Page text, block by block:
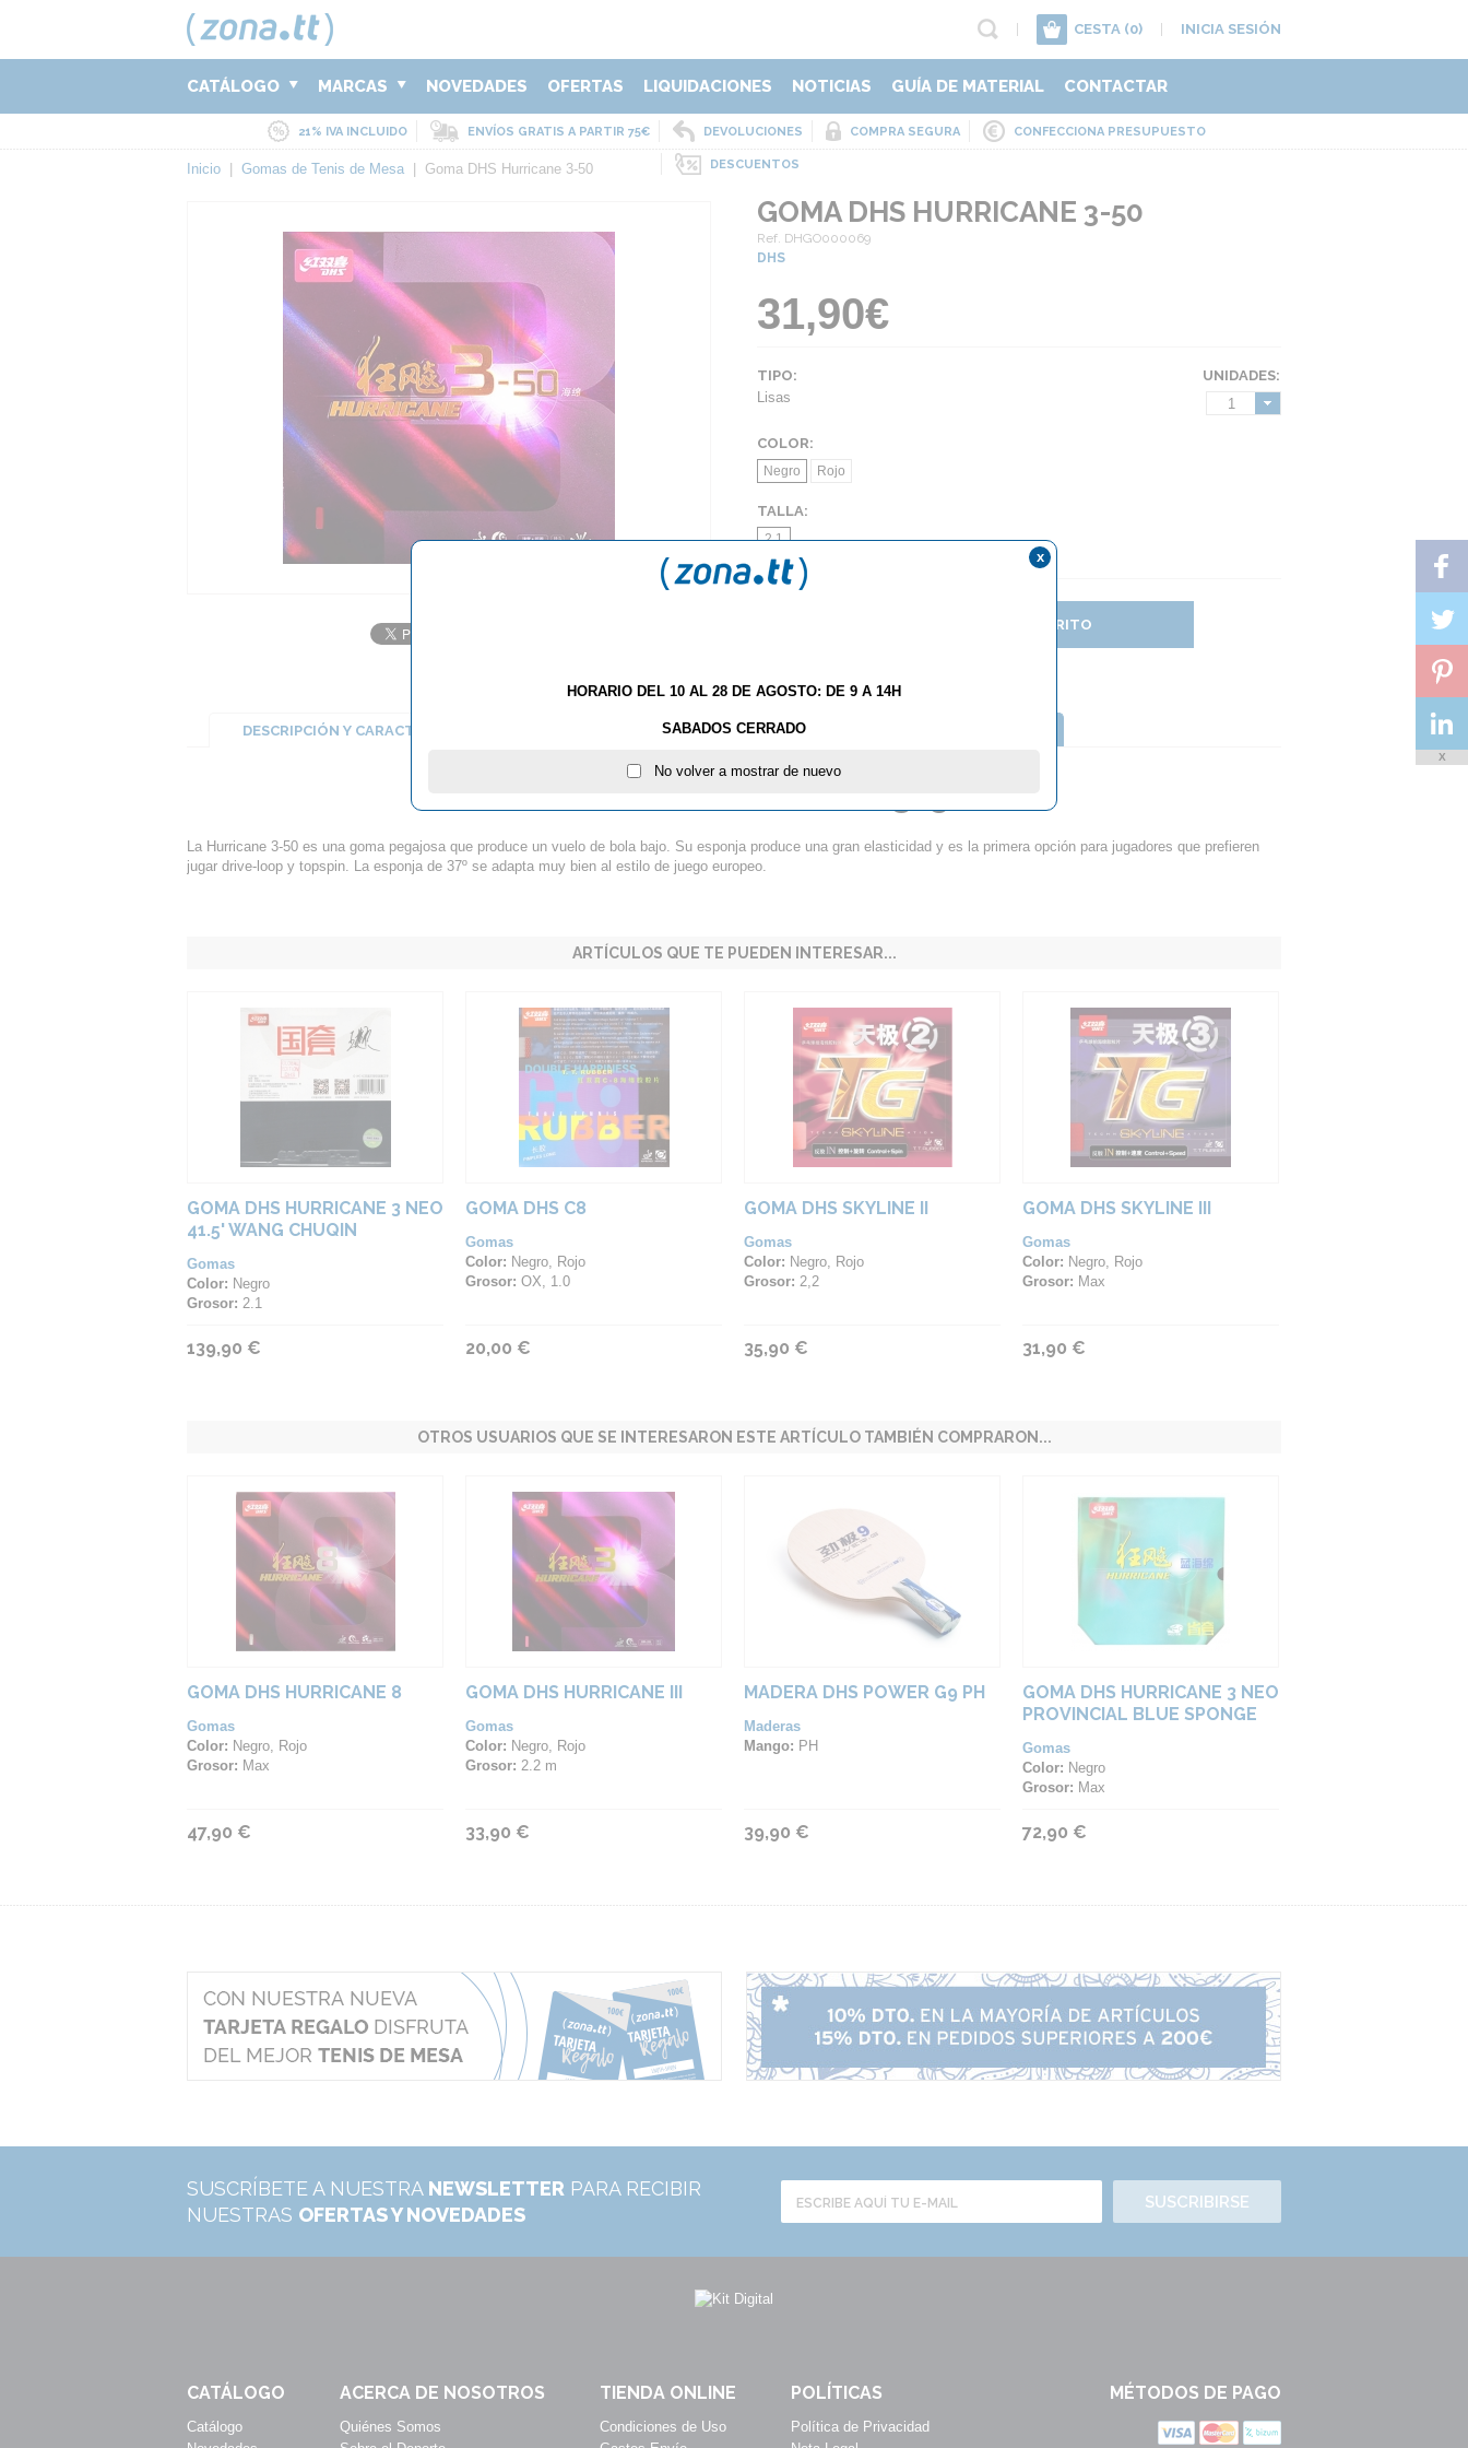
CESTA (0) INICIA SESIÓN
CATÁLOGO MARCAS NOVEDADES OFERTAS LIQUIDACIONES NOTICIAS GUÍA DE MATERIAL CONTACTAR
21% IVA INCLUIDO ENVÍOS GRATIS A PARTIR 75€ DEVOLUCIONES COMPRA SEGURA CONFECCIONA PRESUPUESTO
DESCUENTOS
Inicio Gomas de Tenis de Mesa Goma DHS Hurricane 3-50
GOMA DHS HURRICANE 3-50
Ref. DHGO000069
DHS
31,90€
UNIDADES:
1
TIPO:
Lisas
COLOR:
Negro Rojo
TALLA:
2.1
AÑADIR AL CARRITO
DESCRIPCIÓN Y CARACTERÍSTICAS TE GUSTAN LOS PICOS? NUEVAS IMPARTIAL DE BUTTERFLY
La Hurricane 3-50 es una goma pegajosa que produce un vuelo de bola bajo. Su esponja produce una gran elasticidad y es la primera opción para jugadores que prefieren
jugar drive-loop y topspin. La esponja de 37º se adapta muy bien al estilo de juego europeo.
ARTÍCULOS QUE TE PUEDEN INTERESAR...
GOMA DHS HURRICANE 3 NEO
41.5' WANG CHUQIN
Gomas
Color: Negro
Grosor: 2.1
139,90 €
GOMA DHS C8
Gomas
Color: Negro, Rojo
Grosor: OX, 1.0
20,00 €
GOMA DHS SKYLINE II
Gomas
Color: Negro, Rojo
Grosor: 2,2
35,90 €
GOMA DHS SKYLINE III
Gomas
Color: Negro, Rojo
Grosor: Max
31,90 €
OTROS USUARIOS QUE SE INTERESARON ESTE ARTÍCULO TAMBIÉN COMPRARON...
GOMA DHS HURRICANE 8
Gomas
Color: Negro, Rojo
Grosor: Max
47,90 €
GOMA DHS HURRICANE III
Gomas
Color: Negro, Rojo
Grosor: 2.2 m
33,90 €
MADERA DHS POWER G9 PH
Maderas
Mango: PH
39,90 €
GOMA DHS HURRICANE 3 NEO
PROVINCIAL BLUE SPONGE
Gomas
Color: Negro
Grosor: Max
72,90 €
SUSCRÍBETE A NUESTRA NEWSLETTER PARA RECIBIR
NUESTRAS OFERTAS Y NOVEDADES
SUSCRIBIRSE
CATÁLOGO
Catálogo
ACERCA DE NOSOTROS
Quiénes Somos
TIENDA ONLINE
Condiciones de Uso
POLÍTICAS
Política de Privacidad
MÉTODOS DE PAGO
HORARIO DEL 10 AL 28 DE AGOSTO: DE 9 A 14H
SABADOS CERRADO
No volver a mostrar de nuevo
x
X